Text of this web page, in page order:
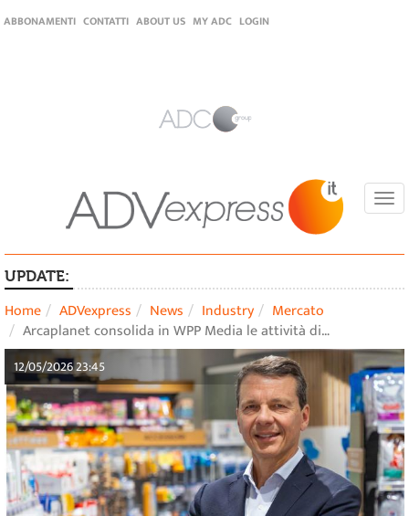
ABBONAMENTI CONTATTI ABOUT US MY ADC LOGIN
UPDATE:
Home ADVexpress News Industry
Mercato
Arcaplanet consolida in WPP Media le attività di…
12/05/2026 23:45